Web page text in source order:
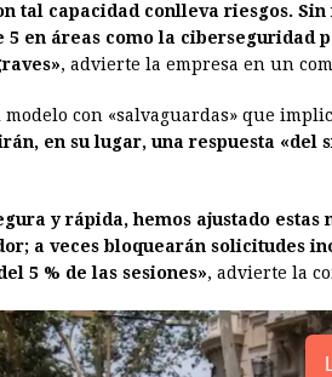
d
I
i
n
tal capacidad conlleva riesgos. Sin
5 en áreas como la ciberseguridad
, advierte la empresa en un
con «salvaguardas» que
en su lugar, una respuesta «del
y rápida, hemos ajustado estas
a veces bloquearán solicitudes
5 % de las sesiones», advierte la